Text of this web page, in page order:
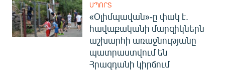
ՍՊՈՐՏ
«Օլիմպավան»-ը փակ է.
հավաքականի մարզիկներն
աշխարհի առաջնությանը
պատրաստվում են
Հրազդանի կիրճում